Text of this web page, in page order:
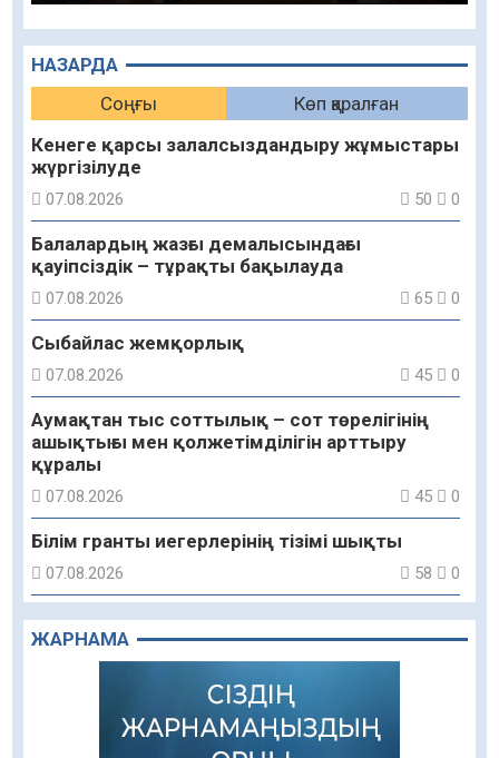
НАЗАРДА
Соңғы
Көп қаралған
Кенеге қарсы залалсыздандыру жұмыстары
жүргізілуде
07.08.2026 50 0
Балалардың жазғы демалысындағы
қауіпсіздік – тұрақты бақылауда
07.08.2026 65 0
Сыбайлас жемқорлық
07.08.2026 45 0
Аумақтан тыс соттылық – сот төрелігінің
ашықтығы мен қолжетімділігін арттыру
құралы
07.08.2026 45 0
Білім гранты иегерлерінің тізімі шықты
07.08.2026 58 0
«Дауыс беру учаскесін қалай табуға болады?»￼
07.08.2026
Қазақстандықтар Құрылтай сайлауынан
жақсылық күтеді – қоғамдық пікір зерттеуі
ЖАРНАМА